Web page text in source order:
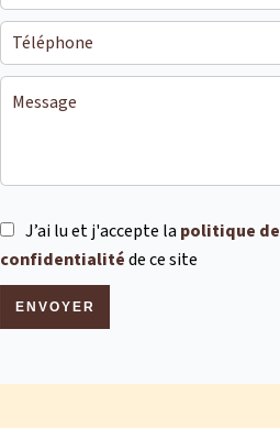
J’ai lu et j'accepte lapolitique de
confidentialitéde ce site
ENVOYER